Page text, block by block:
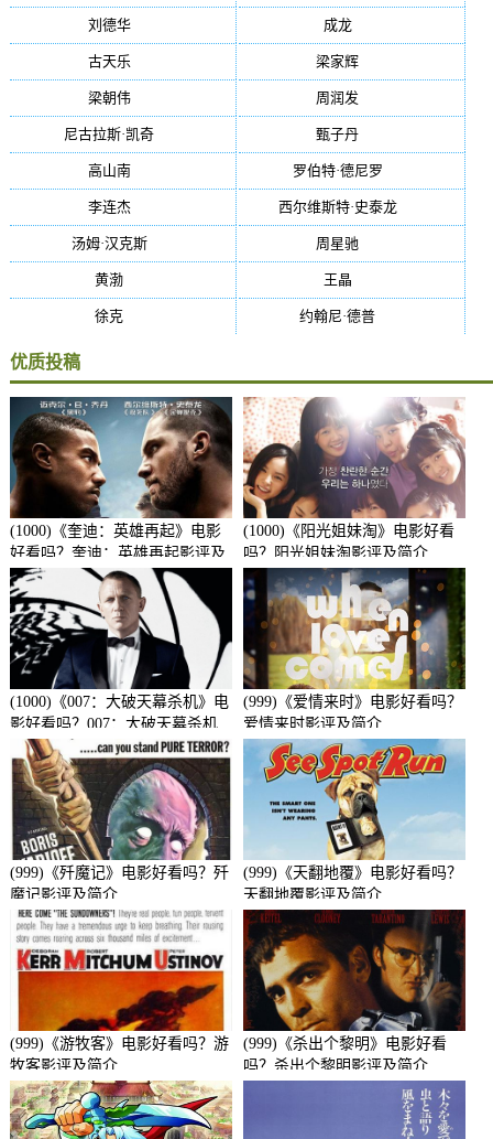
刘德华(50) 成龙(46)
古天乐 梁家辉
梁朝伟(37) 周润发
尼古拉斯·凯奇 甄子丹
高山南(33) 罗伯特·德尼罗
李连杰(29) 西尔维斯特·史泰龙(29)
汤姆·汉克斯(27) 周星驰
黄渤 王晶
徐克 约翰尼·德普
优质投稿
(1000)《奎迪：英雄再起》电影
好看吗？奎迪：英雄再起影评及
简介
(1000)《阳光姐妹淘》电影好看
吗？阳光姐妹淘影评及简介
(1000)《007：大破天幕杀机》电
影好看吗？007：大破天幕杀机
影评及简介
(999)《爱情来时》电影好看吗？
爱情来时影评及简介
(999)《歼魔记》电影好看吗？歼
魔记影评及简介
(999)《天翻地覆》电影好看吗？
天翻地覆影评及简介
(999)《游牧客》电影好看吗？游
牧客影评及简介
(999)《杀出个黎明》电影好看
吗？杀出个黎明影评及简介